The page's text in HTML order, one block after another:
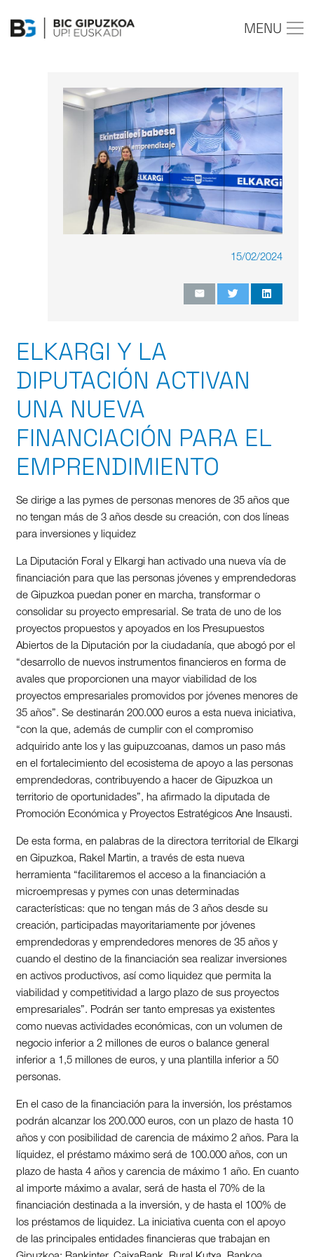
MENU
15/02/2024
ELKARGI Y LA
DIPUTACIÓN ACTIVAN
UNA NUEVA
FINANCIACIÓN PARA EL
EMPRENDIMIENTO
Se dirige a las pymes de personas menores de 35 años que
no tengan más de 3 años desde su creación, con dos líneas
para inversiones y liquidez
La Diputación Foral y Elkargi han activado una nueva vía de
financiación para que las personas jóvenes y emprendedoras
de Gipuzkoa puedan poner en marcha, transformar o
consolidar su proyecto empresarial. Se trata de uno de los
proyectos propuestos y apoyados en los Presupuestos
Abiertos de la Diputación por la ciudadanía, que abogó por el
“desarrollo de nuevos instrumentos financieros en forma de
avales que proporcionen una mayor viabilidad de los
proyectos empresariales promovidos por jóvenes menores de
35 años”. Se destinarán 200.000 euros a esta nueva iniciativa,
“con la que, además de cumplir con el compromiso
adquirido ante los y las guipuzcoanas, damos un paso más
en el fortalecimiento del ecosistema de apoyo a las personas
emprendedoras, contribuyendo a hacer de Gipuzkoa un
territorio de oportunidades”, ha afirmado la diputada de
Promoción Económica y Proyectos Estratégicos Ane Insausti.
De esta forma, en palabras de la directora territorial de Elkargi
en Gipuzkoa, Rakel Martin, a través de esta nueva
herramienta “facilitaremos el acceso a la financiación a
microempresas y pymes con unas determinadas
características: que no tengan más de 3 años desde su
creación, participadas mayoritariamente por jóvenes
emprendedoras y emprendedores menores de 35 años y
cuando el destino de la financiación sea realizar inversiones
en activos productivos, así como liquidez que permita la
viabilidad y competitividad a largo plazo de sus proyectos
empresariales”. Podrán ser tanto empresas ya existentes
como nuevas actividades económicas, con un volumen de
negocio inferior a 2 millones de euros o balance general
inferior a 1,5 millones de euros, y una plantilla inferior a 50
personas.
En el caso de la financiación para la inversión, los préstamos
podrán alcanzar los 200.000 euros, con un plazo de hasta 10
años y con posibilidad de carencia de máximo 2 años. Para la
líquidez, el préstamo máximo será de 100.000 años, con un
plazo de hasta 4 años y carencia de máximo 1 año. En cuanto
al importe máximo a avalar, será de hasta el 70% de la
financiación destinada a la inversión, y de hasta el 100% de
los préstamos de liquidez. La iniciativa cuenta con el apoyo
de las principales entidades financieras que trabajan en